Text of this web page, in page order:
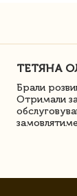
ТЕТЯНА
Брали
Отримали